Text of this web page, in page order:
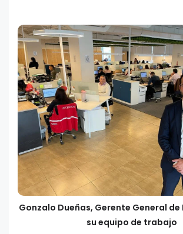
Gonzalo Dueñas, Gerente General
su equipo de trabajo